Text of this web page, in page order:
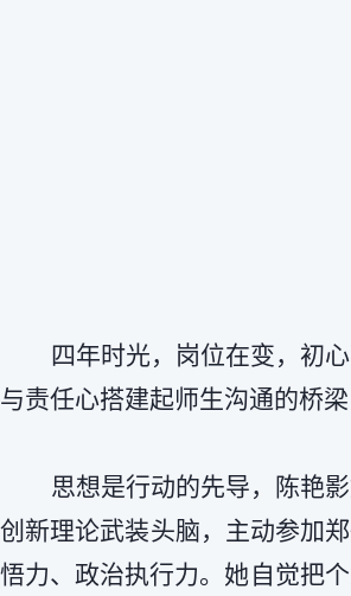
四年时光，岗位在变，初
与责任心搭建起师生沟通的桥
思想是行动的先导，陈艳
创新理论武装头脑，主动参加
悟力、政治执行力。她自觉把